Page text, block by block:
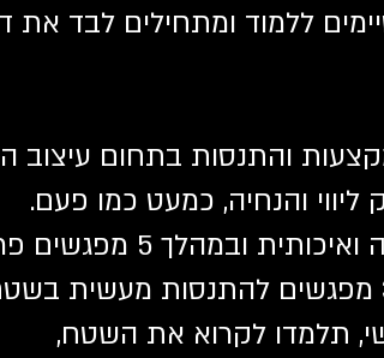
ללמוד ומתחילים לבד את
והתנסות בתחום עיצוב
ליווי והנחיה, כמעט כמו פעם.
בקבוצה קטנה
ליווי אישי ו- 3 מפגשים להתנסות מעשית
תלמדו לקרוא את השטח,